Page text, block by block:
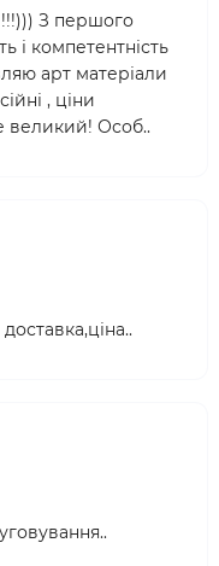
З першого
і компетентність
арт матеріали
, ціни
великий! Особ..